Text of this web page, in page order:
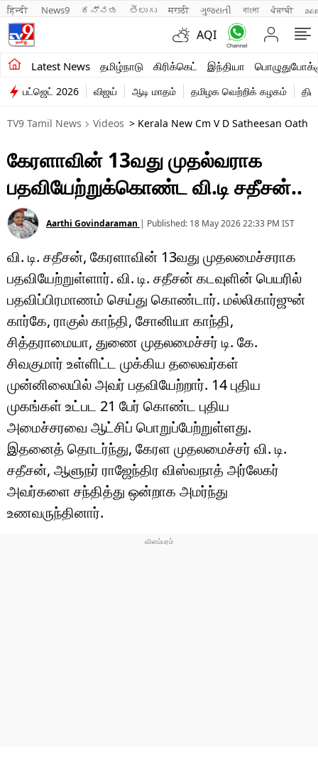
हिन्दी News9 ಕನ್ನಡ తెలుగు मराठी ગુજરાતી বাংলা ਪੰਜਾਬੀ
AQI
Latest News தமிழ்நாடு கிரிக்கெட் இந்தியா
சமீபத்திய செய்திகள்
தமிழ்நாடு
இந்தியா
உலகம்
விளையாட்டு
பொழுதுபோக்கு
லைஃப்ஸ்டைல்
வணிகம்
டெக்னாலஜி
ஆன்மீகம்
வைரல்
ஹெஃல்த்
ஷார்ட் வீடியோஸ்
வலை கதைகள்
போட்டோ கேலரி
பட்ஜெட் 2026 விஜய் ஆடி மாதம் தமிழக வெற்றிக் கழகம்
TV9 Tamil News Videos > Kerala New Cm V D Satheesan Oath
கேரளாவின் 13வது முதல்வராக
பதவியேற்றுக்கொண்ட வி.டி சதீசன்..
Aarthi Govindaraman | Published: 18 May 2026 22:33 PM IST
வி. டி. சதீசன், கேரளாவின் 13வது முதலமைச்சராக
பதவியேற்றுள்ளார். வி. டி. சதீசன் கடவுளின் பெயரில்
பதவிப்பிரமாணம் செய்து கொண்டார். மல்லிகார்ஜுன்
கார்கே, ராகுல் காந்தி, சோனியா காந்தி,
சித்தராமையா, துணை முதலமைச்சர் டி. கே.
சிவகுமார் உள்ளிட்ட முக்கிய தலைவர்கள்
முன்னிலையில் அவர் பதவியேற்றார். 14 புதிய
முகங்கள் உட்பட 21 பேர் கொண்ட புதிய
அமைச்சரவை ஆட்சிப் பொறுப்பேற்றுள்ளது.
இதனைத் தொடர்ந்து, கேரள முதலமைச்சர் வி. டி.
சதீசன், ஆளுநர் ராஜேந்திர விஸ்வநாத் அர்லேகர்
அவர்களை சந்தித்து ஒன்றாக அமர்ந்து
உணவருந்தினார்.